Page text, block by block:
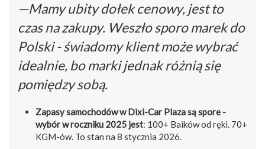
—Mamy ubity dołek cenowy, jest to
czas na zakupy. Weszło sporo marek do
Polski - świadomy klient może wybrać
idealnie, bo marki jednak różnią się
pomiędzy sobą.
Zapasy samochodów w Dixi-Car Plaza są spore -
wybór w roczniku 2025 jest: 100+ Baików od ręki. 70+
KGM-ów. To stan na 8 stycznia 2026.